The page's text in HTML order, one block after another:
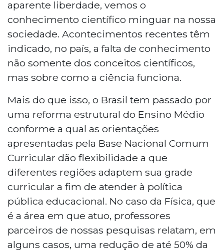
aparente liberdade, vemos o
conhecimento científico minguar na nossa
sociedade. Acontecimentos recentes têm
indicado, no país, a falta de conhecimento
não somente dos conceitos científicos,
mas sobre como a ciência funciona.
Mais do que isso, o Brasil tem passado por
uma reforma estrutural do Ensino Médio
conforme a qual as orientações
apresentadas pela Base Nacional Comum
Curricular dão flexibilidade a que
diferentes regiões adaptem sua grade
curricular a fim de atender à política
pública educacional. No caso da Física, que
é a área em que atuo, professores
parceiros de nossas pesquisas relatam, em
alguns casos, uma redução de até 50% da